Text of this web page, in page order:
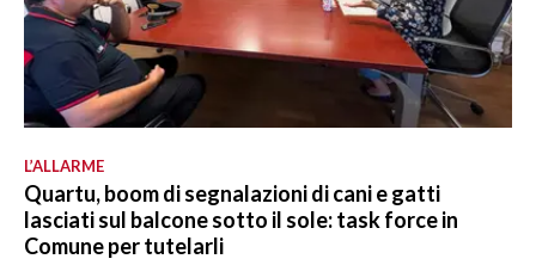
L’ALLARME
Quartu, boom di segnalazioni di cani e gatti
lasciati sul balcone sotto il sole: task force in
Comune per tutelarli